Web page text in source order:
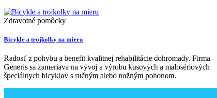
Zdravotné pomôcky
Bicykle a trojkolky na mieru
Radosť z pohybu a benefit kvalitnej rehabilitácie dohromady. Firma
Generis sa zameriava na vývoj a výrobu kusových a malosériových
špeciálnych bicyklov s ručným alebo nožným pohonom.